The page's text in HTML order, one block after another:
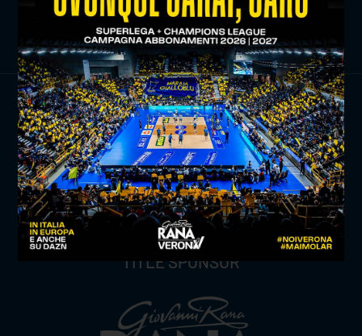
ISCRIVITI ORA
TITLE SPONSOR